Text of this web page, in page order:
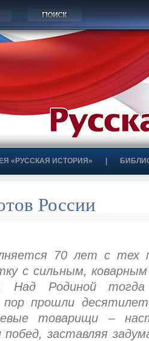
«РУССКАЯ ИСТОРИЯ»
России
70 лет с тех
с сильным,
Над Родиной тогда
прошли
товарищи –
побед, заставляя